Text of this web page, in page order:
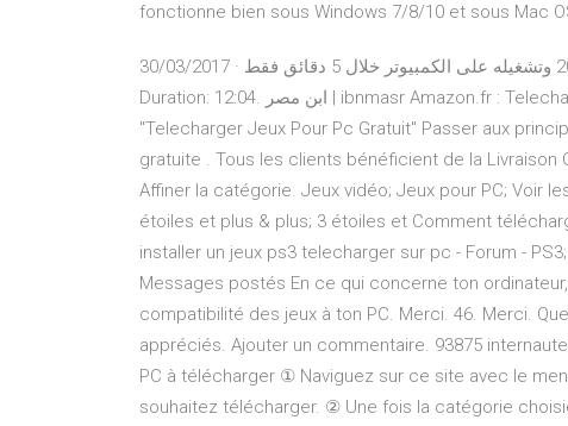
fonctionne bien sous Windows 7/8/10 et sous Mac
30/03/2017 · تحميل متجر جوجل بلاي للكمبيوتر 2018 وتشغيله على الكمبيوتر خلال 5 دقائق فقط - ibnmasr.com -
Duration: 12:04. ابن مصر | ibnmasr Amazon.fr : Telecharger Jeux Pour Pc Gratuit 1-48 sur 384 résultats pour
"Telecharger Jeux Pour Pc Gratuit" Passer aux
gratuite . Tous les clients bénéficient de la Livraison
Affiner la catégorie. Jeux vidéo; Jeux pour PC; Voir
étoiles et plus & plus; 3 étoiles et Comment
installer un jeux ps3 telecharger sur pc - Forum -
Messages postés En ce qui concerne ton
compatibilité des jeux à ton PC. Merci. 46. Merci.
appréciés. Ajouter un commentaire. 93875
PC à télécharger ① Naviguez sur ce site avec le
souhaitez télécharger. ② Une fois la catégorie